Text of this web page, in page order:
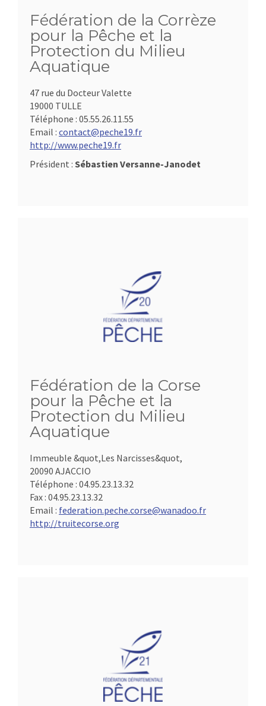
Fédération de la Corrèze
pour la Pêche et la
Protection du Milieu
Aquatique
47 rue du Docteur Valette
19000 TULLE
Téléphone : 05.55.26.11.55
Email : contact@peche19.fr
http://www.peche19.fr
Président : Sébastien Versanne-Janodet
Fédération de la Corse
pour la Pêche et la
Protection du Milieu
Aquatique
Immeuble &quot,Les Narcisses&quot,
20090 AJACCIO
Téléphone : 04.95.23.13.32
Fax : 04.95.23.13.32
Email : federation.peche.corse@wanadoo.fr
http://truitecorse.org